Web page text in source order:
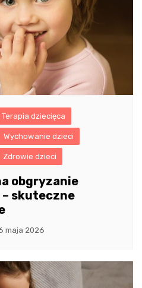
Terapia dziecięca
Wychowanie dzieci
Zdrowie dzieci
obgryzanie
skuteczne
maja 2026